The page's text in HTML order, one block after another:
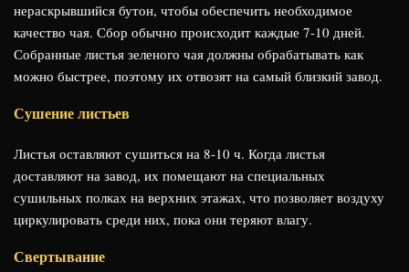
нераскрывшийся бутон, чтобы обеспечить необходимое
качество чая. Сбор обычно происходит каждые 7-10 дней.
Собранные листья зеленого чая должны обрабатывать как
можно быстрее, поэтому их отвозят на самый близкий завод.
Сушение листьев
Листья оставляют сушиться на 8-10 ч. Когда листья
доставляют на завод, их помещают на специальных
сушильных полках на верхних этажах, что позволяет воздуху
циркулировать среди них, пока они теряют влагу.
Свертывание